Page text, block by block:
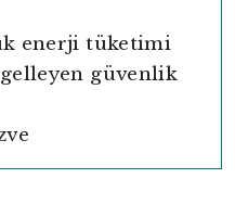
enerji tüketimi
güvenlik